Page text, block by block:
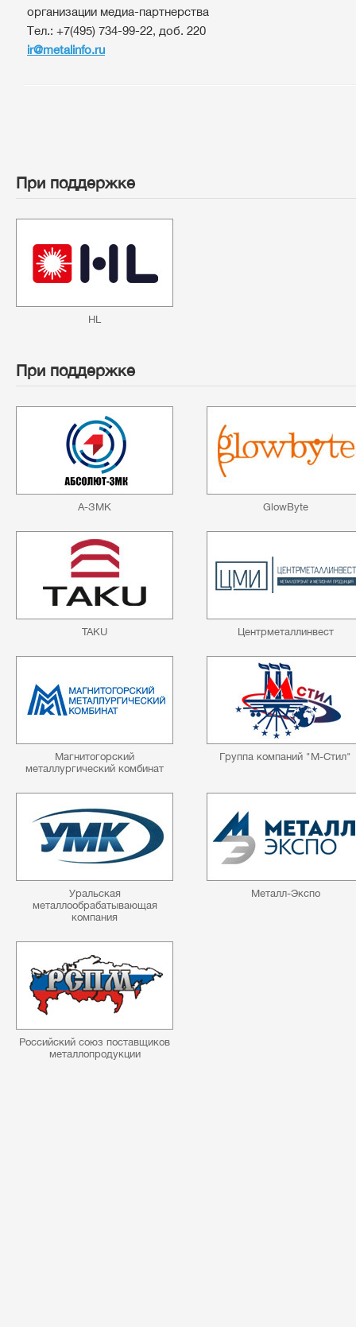
организации медиа-партнерства
Тел.: +7(495) 734-99-22, доб. 220
ir@metalinfo.ru
При поддержке
HL
При поддержке
А-ЗМК GlowByte
TAKU Центрметаллинвест
Магнитогорский
металлургический комбинат
Группа компаний "М-Стил"
Уральская
металлообрабатывающая
компания
Металл-Экспо
Российский союз поставщиков
металлопродукции